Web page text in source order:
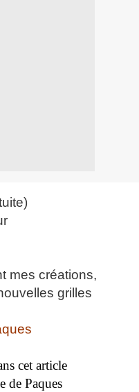
mes créations,
grilles
cet article
de Paques